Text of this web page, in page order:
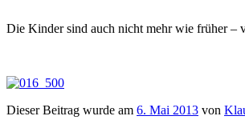
Die Kinder sind auch nicht mehr wie früher –
Dieser Beitrag wurde am 6. Mai 2013 von